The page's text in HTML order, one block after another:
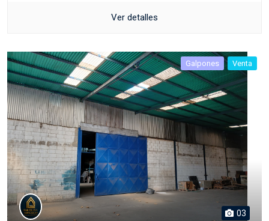
Ver detalles
Galpones Venta
03